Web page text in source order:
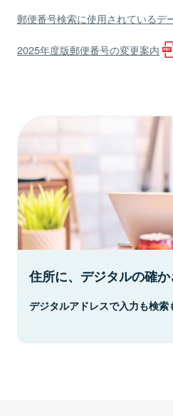
郵便番号検索に使用されているデ
2025年度版郵便番号の変更案内
住所に、デジタルの確か
デジタルアドレスで入力も検索